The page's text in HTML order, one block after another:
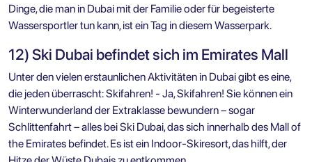
Dinge, die man in Dubai mit der Familieoder für begeisterte
Wassersportler tun kann, ist ein Tag in diesem Wasserpark.
12) Ski Dubai befindet sich im Emirates Mall
Unter den vielen erstaunlichen Aktivitäten in Dubai gibt es eine,
die jeden überrascht: Skifahren! - Ja, Skifahren! Sie können ein
Winterwunderland der Extraklasse bewundern – sogar
Schlittenfahrt – alles bei Ski Dubai, das sich innerhalb des Mall of
the Emirates befindet. Es ist ein Indoor-Skiresort, das hilft, der